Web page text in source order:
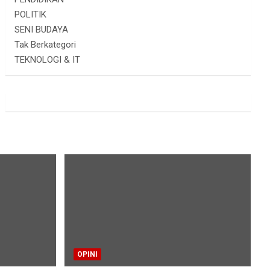
POLITIK
SENI BUDAYA
Tak Berkategori
TEKNOLOGI & IT
OPINI